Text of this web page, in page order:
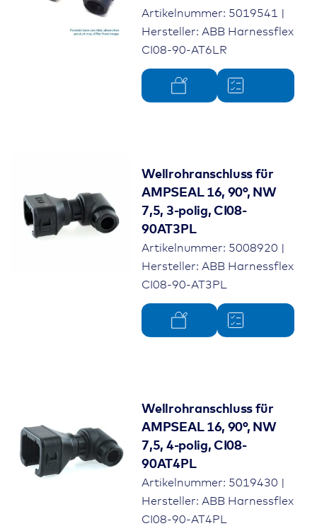
Wellrohrgröße NC10/NW 8,5
Artikelnummer: 5019541 |
Hersteller: ABB Harnessflex
CI08-90-AT6LR
Wellrohranschluss für
AMPSEAL 16, 90°, NW
7,5, 3-polig, CI08-
90AT3PL
Artikelnummer: 5008920 |
Hersteller: ABB Harnessflex
CI08-90-AT3PL
Wellrohranschluss für
AMPSEAL 16, 90°, NW
7,5, 4-polig, CI08-
90AT4PL
Artikelnummer: 5019430 |
Hersteller: ABB Harnessflex
CI08-90-AT4PL